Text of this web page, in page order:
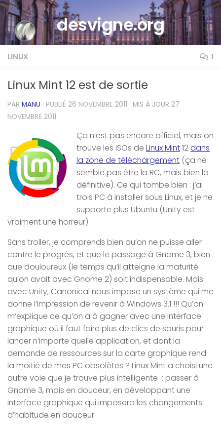
Skip to contentdesvigne.org
LINUX 1
Linux Mint 12 est de sortie
PAR MANU · PUBLIÉ 26 NOVEMBRE 2011 · MIS À JOUR 27
NOVEMBRE 2011
Ça n’est pas encore officiel, mais on
trouve les ISOs de Linux Mint12dans
la zone de téléchargement (ça ne
semble pas être la RC, mais bien la
définitive). Ce qui tombe bien : j’ai
trois PC à installer sous Linux, et je ne
supporte plus Ubuntu (Unity est
vraiment une horreur).
Sans troller, je comprends bien qu’on ne puisse aller
contre le progrès, et que le passage à Gnome 3, bien
que douloureux (le temps qu’il atteigne la maturité
qu’on avait avec Gnome 2) soit indispensable. Mais
avec Unity, Canonical nous impose un système qui me
donne l’impression de revenir à Windows 3.1 !!! Qu’on
m’explique ce qu’on a à gagner avec une interface
graphique où il faut faire plus de clics de souris pour
lancer n’importe quelle application, et dont la
demande de ressources sur la carte graphique rend
la moitié de mes PC obsolètes ? Linux Mint a choisi une
autre voie que je trouve plus intelligente : passer à
Gnome 3, mais en douceur, en développant une
interface graphique qui imposera les changements
d’habitude en douceur.